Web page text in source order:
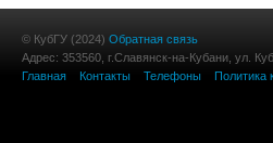
© КубГУ (2024) Обратная связь
Адрес: 353560, г.Славянск-на-Кубани, ул.
Главная
Контакты Телефоны Политика